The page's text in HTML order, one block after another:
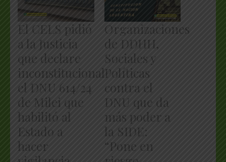
El CELS pidió
a la Justicia
que declare
inconstitucional
el DNU 614/24
de Milei que
habilitó al
Estado a
hacer
Organizaciones
de DDHH,
Sociales y
Políticas
contra el
DNU que da
más poder a
la SIDE:
“Pone en